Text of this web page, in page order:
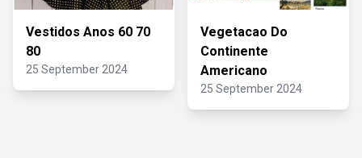
Vestidos Anos 60 70
80
25 September 2024
Vegetacao Do
Continente
Americano
25 September 2024